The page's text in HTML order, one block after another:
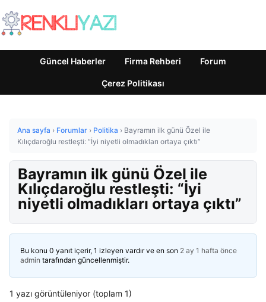
Güncel Haberler Firma Rehberi Forum
Çerez Politikası
Ana sayfa › Forumlar › Politika › Bayramın ilk günü Özel ile
Kılıçdaroğlu restleşti: “İyi niyetli olmadıkları ortaya çıktı”
Bayramın ilk günü Özel ile
Kılıçdaroğlu restleşti: “İyi
niyetli olmadıkları ortaya çıktı”
Bu konu 0 yanıt içerir, 1 izleyen vardır ve en son 2 ay 1 hafta önce
admin tarafından güncellenmiştir.
1 yazı görüntüleniyor (toplam 1)